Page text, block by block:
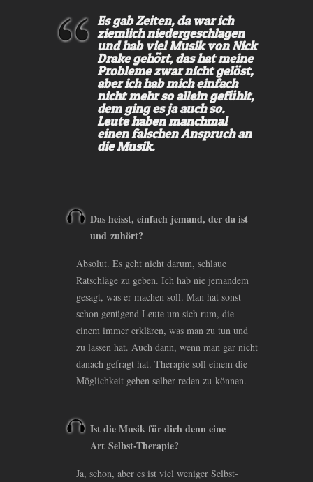
Es gab Zeiten, da war ich
ziemlich niedergeschlagen
und hab viel Musik von Nick
Drake gehört, das hat meine
Probleme zwar nicht gelöst,
aber ich hab mich einfach
nicht mehr so allein gefühlt,
dem ging es ja auch so.
Leute haben manchmal
einen falschen Anspruch an
die Musik.
Das heisst, einfach jemand, der da ist
und zuhört?
Absolut. Es geht nicht darum, schlaue
Ratschläge zu geben. Ich hab nie jemandem
gesagt, was er machen soll. Man hat sonst
schon genügend Leute um sich rum, die
einem immer erklären, was man zu tun und
zu lassen hat. Auch dann, wenn man gar nicht
danach gefragt hat. Therapie soll einem die
Möglichkeit geben selber reden zu können.
Ist die Musik für dich denn eine
Art Selbst-Therapie?
Ja, schon, aber es ist viel weniger Selbst-